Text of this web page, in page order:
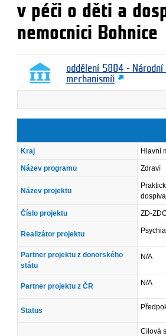
v péči o děti a
nemocnici Bohnice
oddělení 5804 - Národní
mechanismů
Kraj Hlavní
Název programu Zdraví
Název projektu
Číslo projektu ZD-
Realizátor projektu
Partner projektu z donorského
státu
N/A
Partner projektu z ČR N/A
Status
Cílová